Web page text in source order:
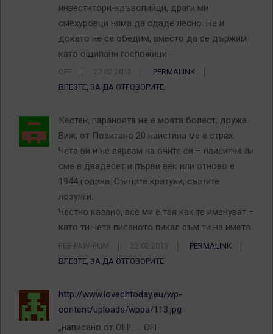
инвеститори-кръвопийци, драги ми
смехуровци няма да сдаде лесно. Не и
докато не се обедим, вместо да се държим
като ощипани госпожици
OFF 22.02.2013
PERMALINK
ВЛЕЗТЕ, ЗА ДА ОТГОВОРИТЕ
Кестен, параноята не е моята болест, друже.
Виж, от Позитано 20 наистина ме е страх.
Чета ви и не вярвам на очите си – наиситна ли
сме в двадесет и първи век или отново е
1944 година. Същите кратуни, същите
лозунги.
Честно казано, все ми е тая как те именуват –
като ти чета писаното пикал съм ти на името.
FEE-FAW-FUM 22.02.2013
PERMALINK
ВЛЕЗТЕ, ЗА ДА ОТГОВОРИТЕ
http://www.lovechtoday.eu/wp-
content/uploads/wppa/113.jpg
„написано от OFF …. OFF